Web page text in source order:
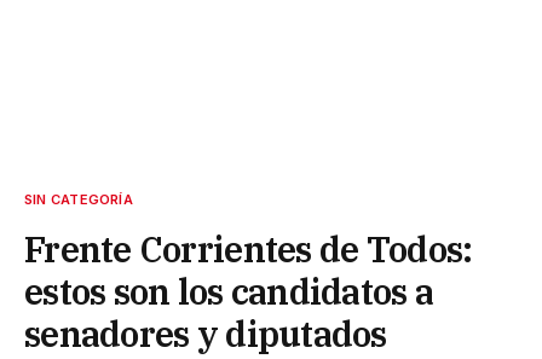
SIN CATEGORÍA
Frente Corrientes de Todos:
estos son los candidatos a
senadores y diputados